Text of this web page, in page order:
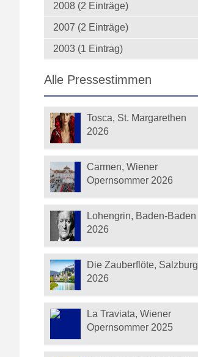
2008 (2 Einträge)
2007 (2 Einträge)
2003 (1 Eintrag)
Alle Pressestimmen
Tosca, St. Margarethen
2026
Carmen, Wiener
Opernsommer 2026
Lohengrin, Baden-Baden
2026
Die Zauberflöte, Salzburg
2026
La Traviata, Wiener
Opernsommer 2025